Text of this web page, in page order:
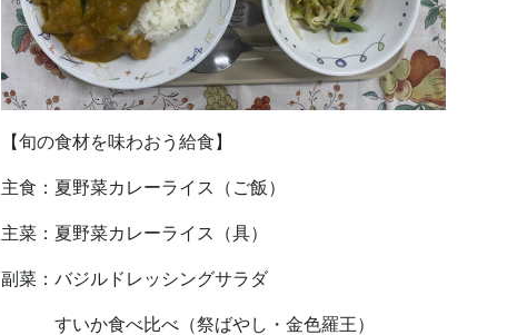
【旬の食材を味わおう給食】
主食：夏野菜カレーライス（ご飯）
主菜：夏野菜カレーライス（具）
副菜：バジルドレッシングサラダ
すいか食べ比べ（祭ばやし・金色羅王）